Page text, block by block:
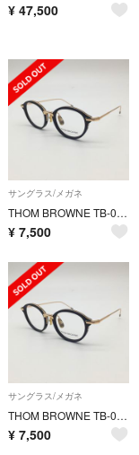
¥ 47,500
サングラス/メガネ
THOM BROWNE TB-011 49 ブラック ゴールド トムブラウン
¥ 7,500
サングラス/メガネ
THOM BROWNE TB-011 49 ブラック ゴールド トムブラウン
¥ 7,500